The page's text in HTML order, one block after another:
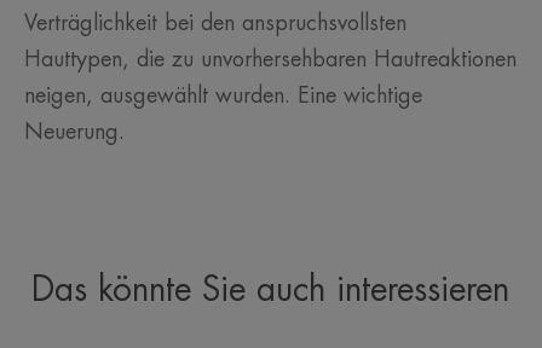
Verträglichkeit bei den anspruchsvollsten
Hauttypen, die zu unvorhersehbaren Hautreaktionen
neigen, ausgewählt wurden. Eine wichtige
Neuerung.
Das könnte Sie auch interessieren